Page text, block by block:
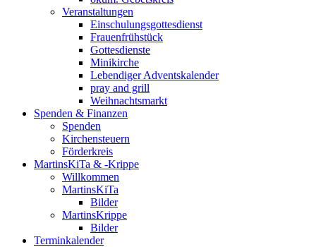
Veranstaltungen
Einschulungsgottesdienst
Frauenfrühstück
Gottesdienste
Minikirche
Lebendiger Adventskalender
pray and grill
Weihnachtsmarkt
Spenden & Finanzen
Spenden
Kirchensteuern
Förderkreis
MartinsKiTa & -Krippe
Willkommen
MartinsKiTa
Bilder
MartinsKrippe
Bilder
Terminkalender